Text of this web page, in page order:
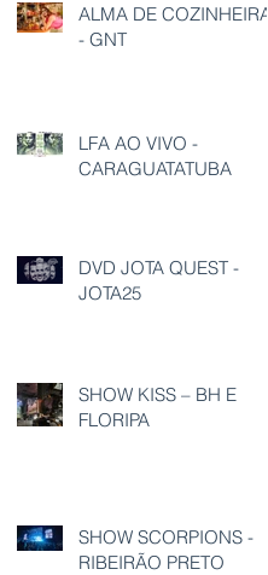
ALMA DE COZINHEIRA
- GNT
LFA AO VIVO -
CARAGUATATUBA
DVD JOTA QUEST -
JOTA25
SHOW KISS – BH E
FLORIPA
SHOW SCORPIONS -
RIBEIRÃO PRETO